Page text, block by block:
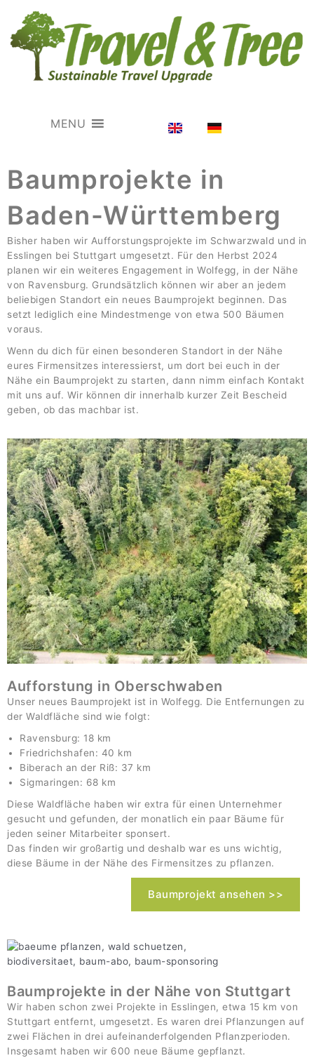
MENU
Baumprojekte in
Baden-Württemberg
Bisher haben wir Aufforstungsprojekte im Schwarzwald und in
Esslingen bei Stuttgart umgesetzt. Für den Herbst 2024
planen wir ein weiteres Engagement in Wolfegg, in der Nähe
von Ravensburg. Grundsätzlich können wir aber an jedem
beliebigen Standort ein neues Baumprojekt beginnen. Das
setzt lediglich eine Mindestmenge von etwa 500 Bäumen
voraus.
Wenn du dich für einen besonderen Standort in der Nähe
eures Firmensitzes interessierst, um dort bei euch in der
Nähe ein Baumprojekt zu starten, dann nimm einfach Kontakt
mit uns auf. Wir können dir innerhalb kurzer Zeit Bescheid
geben, ob das machbar ist.
Aufforstung in Oberschwaben
Unser neues Baumprojekt ist in Wolfegg. Die Entfernungen zu
der Waldfläche sind wie folgt:
Ravensburg: 18 km
Friedrichshafen: 40 km
Biberach an der Riß: 37 km
Sigmaringen: 68 km
Diese Waldfläche haben wir extra für einen Unternehmer
gesucht und gefunden, der monatlich ein paar Bäume für
jeden seiner Mitarbeiter sponsert.
Das finden wir großartig und deshalb war es uns wichtig,
diese Bäume in der Nähe des Firmensitzes zu pflanzen.
Baumprojekt ansehen >>
Baumprojekte in der Nähe von Stuttgart
Wir haben schon zwei Projekte in Esslingen, etwa 15 km von
Stuttgart entfernt, umgesetzt. Es waren drei Pflanzungen auf
zwei Flächen in drei aufeinanderfolgenden Pflanzperioden.
Insgesamt haben wir 600 neue Bäume gepflanzt.